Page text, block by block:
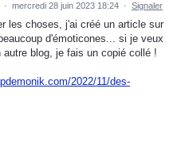
· mercredi 28 juin 2023 18:24 · Signaler
les choses, j'ai créé un article sur
d'émoticones... si je veux
autre blog, je fais un copié collé !
2022/11/des-